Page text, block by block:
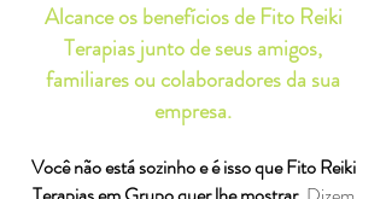
Alcance os benefícios de Fito Reiki
Terapias junto de seus amigos,
familiares ou colaboradores da sua
empresa.
Você não está sozinho e é isso que Fito Reiki